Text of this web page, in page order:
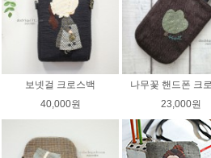
보넷걸 크로스백
40,000원
나무꽃 핸드폰 크
23,000원